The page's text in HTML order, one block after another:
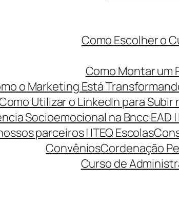
Como Escolher o
Como Montar um
o Marketing Está
Utilizar o LinkedIn para
Socioemocional na Bncc EAD |
parceiros | ITEQ Escolas
ConvêniosCordenação
Curso de